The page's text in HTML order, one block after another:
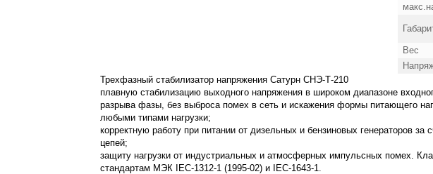
Вес
Трехфазный стабилизатор напряжения Сатурн СНЭ-Т-210
плавную стабилизацию выходного напряжения в широком диапазоне
разрыва фазы, без выброса помех в сеть и искажения формы питающего
любыми типами нагрузки;
корректную работу при питании от дизельных и бензиновых генераторов за
цепей;
защиту нагрузки от индустриальных и атмосферных импульсных помех.
стандартам МЭК IEC-1312-1 (1995-02) и IEC-1643-1.